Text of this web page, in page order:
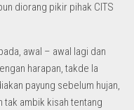
diorang pikir pihak CITS
awal – awal lagi dan
harapan, takde la
payung sebelum hujan,
tak ambik kisah tentang